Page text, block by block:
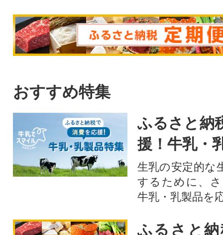
おすすめ特集
ふるさと納
援！牛乳・
生乳の安定的な
するために、
牛乳・乳製品を
ふるさと